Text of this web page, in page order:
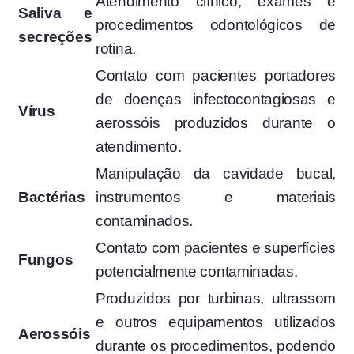
Saliva e
secreções
procedimentos odontológicos de
rotina.
Vírus
Contato com pacientes portadores
de doenças infectocontagiosas e
aerossóis produzidos durante o
atendimento.
Bactérias
Manipulação da cavidade bucal,
instrumentos e materiais
contaminados.
Fungos
Contato com pacientes e superfícies
potencialmente contaminadas.
Aerossóis
Produzidos por turbinas, ultrassom
e outros equipamentos utilizados
durante os procedimentos, podendo